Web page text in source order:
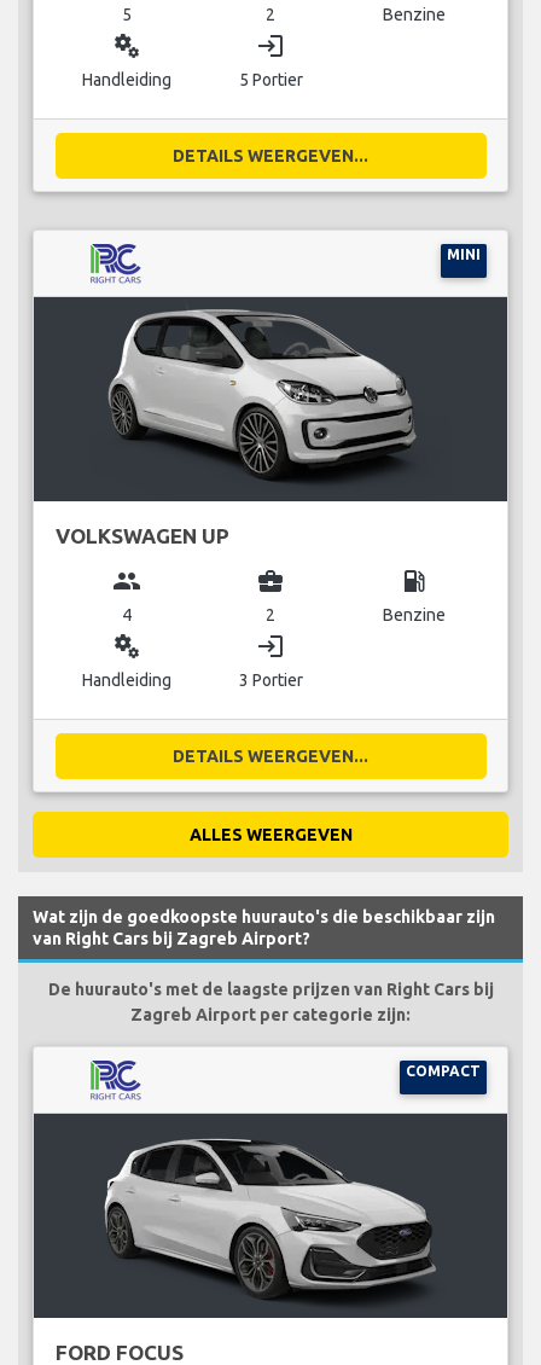
5 2 Benzine
miscellaneous_services
Handleiding
login
5 Portier
DETAILS WEERGEVEN...
MINI
VOLKSWAGEN UP
group
4
business_center
2
local_gas_station
Benzine
miscellaneous_services
Handleiding
login
3 Portier
DETAILS WEERGEVEN...
ALLES WEERGEVEN
Wat zijn de goedkoopste huurauto's die beschikbaar zijn
van Right Cars bij Zagreb Airport?
De huurauto's met de laagste prijzen van Right Cars bij
Zagreb Airport per categorie zijn:
COMPACT
FORD FOCUS